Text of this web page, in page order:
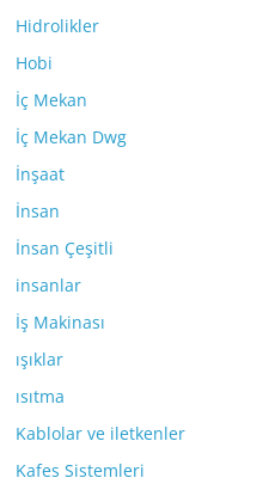
Hidrolikler
Hobi
İç Mekan
İç Mekan Dwg
İnşaat
İnsan
İnsan Çeşitli
insanlar
İş Makinası
ışıklar
ısıtma
Kablolar ve iletkenler
Kafes Sistemleri